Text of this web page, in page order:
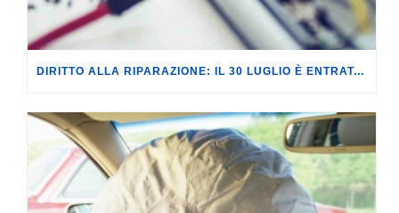
DIRITTO ALLA RIPARAZIONE: IL 30 LUGLIO È ENTRATA IN VIGORE LA NUOVA NORMA UE SULLE RIPARAZIONI CHE FARÀ BENE ALL’AMBIENTE E AL PORTAFOGLI DEI CONSUMATORI.